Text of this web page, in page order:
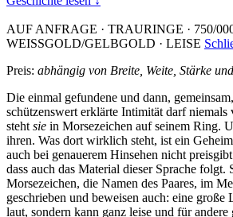
AUF ANFRAGE · TRAURINGE · 750/
WEISSGOLD/GELBGOLD · LEISE
Preis: abhängig von Breite, Weite, Stärke
Die einmal gefundene und dann,
schützenswert erklärte Intimität darf niemals
steht sie in Morsezeichen auf seinem Ring.
ihren. Was dort wirklich steht, ist ein
auch bei genauerem Hinsehen nicht
dass auch das Material dieser Sprache folgt.
Morsezeichen, die Namen des Paares, im
geschrieben und beweisen auch: eine große
laut, sondern kann ganz leise und für andere